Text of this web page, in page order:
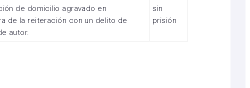
de domicilio agravado en
de la reiteración con un delito de
autor.
sin
prisión